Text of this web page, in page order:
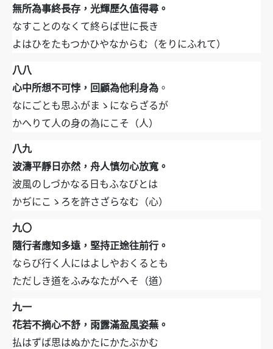
無所為事終長存，光輝歷久值得尋。
なすことのなくて終らば世に長き
よはひをたもつかひやなからむ（をりにふれて）
八八
心中所想不可悖，回顧為他利身為 。
なにごとも思ふがまゝにならざるが
かへりて人の身の為にこそ（人）
八九
波濤平靜日亦然，舟人慎勿心放寬。
波風のしづかなる日もふなびとは
かぢにこゝろを許さざらなむ（心）
九〇
隨行者應知多遠，堅持正途往前行。
ならび行く人にはよしやおくるとも
ただしき道をふみなたがへそ（道）
九一
花若不摘心不舒，雨露滿盈風姿蕪。
払はずば思はぬかたにかたぶかむ